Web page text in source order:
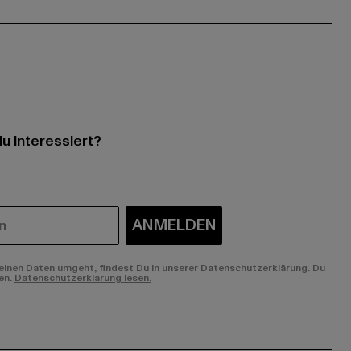
interessiert?
ANMELDEN
Daten umgeht, findest Du in unserer Datenschutzerklärung. Du
Datenschutzerklärung lesen.